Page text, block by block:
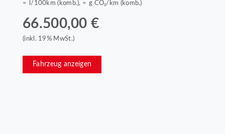
≈ l/100km (komb.), ≈ g CO₂/km (komb.)
66.500,00 €
(inkl. 19% MwSt.)
Fahrzeug anzeigen